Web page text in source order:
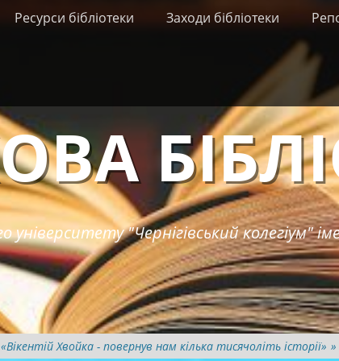
Ресурси бібліотеки Заходи бібліотеки
університету "Чернігівський колегіум"
Хвойка - повернув нам кілька тисячоліть історії» »